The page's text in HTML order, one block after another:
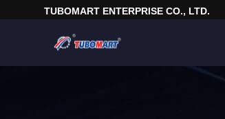
TUBOMART ENTERPRISE CO., LTD.